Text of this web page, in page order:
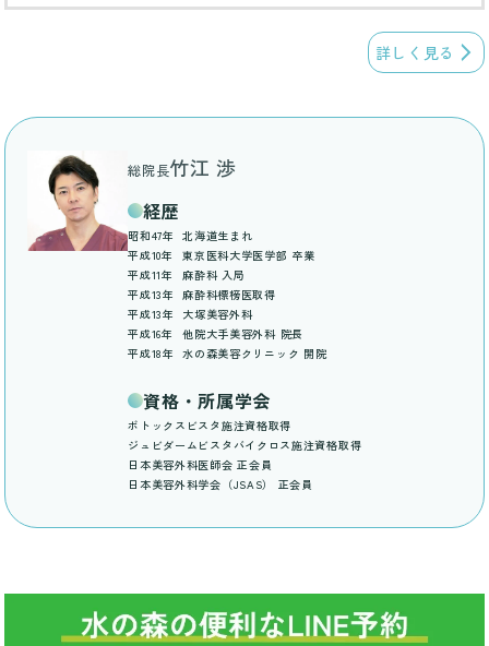
詳しく見る
総院長竹江 渉
経歴
昭和47年
北海道生まれ
平成10年
東京医科大学医学部 卒業
平成11年
麻酔科 入局
平成13年
麻酔科標榜医取得
平成13年
大塚美容外科
平成16年
他院大手美容外科 院長
平成18年
水の森美容クリニック 開院
資格・所属学会
ボトックスビスタ施注資格取得
ジュビダームビスタバイクロス施注資格取得
日本美容外科医師会 正会員
日本美容外科学会（JSAS） 正会員